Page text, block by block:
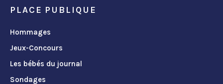
PLACE PUBLIQUE
Hommages
Jeux-Concours
Les bébés du journal
Sondages